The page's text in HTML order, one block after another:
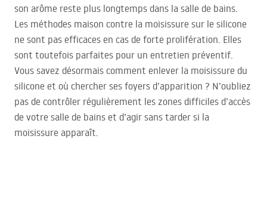
son arôme reste plus longtemps dans la salle de bains.
Les méthodes maison contre la moisissure sur le silicone
ne sont pas efficaces en cas de forte prolifération. Elles
sont toutefois parfaites pour un entretien préventif.
Vous savez désormais comment enlever la moisissure du
silicone et où chercher ses foyers d’apparition ? N’oubliez
pas de contrôler régulièrement les zones difficiles d’accès
de votre salle de bains et d’agir sans tarder si la
moisissure apparaît.